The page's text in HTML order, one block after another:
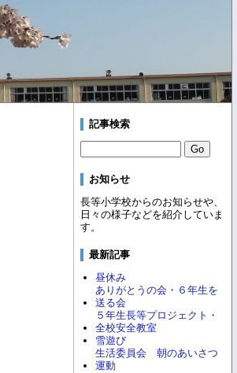
記事検索
お知らせ
長等小学校からのお知らせや、
日々の様子などを紹介していま
す。
最新記事
昼休み
ありがとうの会・６年生を
送る会
５年生長等プロジェクト・
全校安全教室
雪遊び
生活委員会 朝のあいさつ
運動